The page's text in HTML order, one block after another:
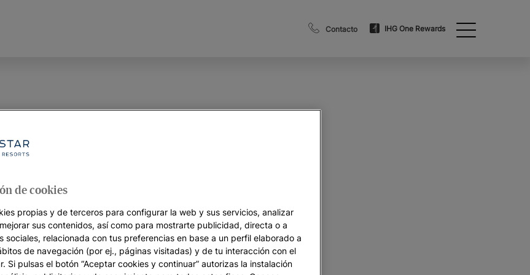
Contacto IHG One Rewards
entre las
a nivel
concede ocho galardones
de habla alemana, ha
sus premios anuales
han recibido mejores
Más de 360.000
de cookies
propias y de terceros para configurar la web y sus servicios, analizar
sus contenidos, así como para mostrarte publicidad, directa o a
sociales, relacionada con tus preferencias en base a un perfil elaborado a
de navegación (por ej., páginas visitadas) y de tu interacción con el
Si pulsas el botón “Aceptar cookies y continuar” autorizas la instalación